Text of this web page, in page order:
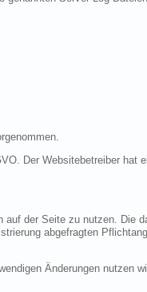
Der Websitebetreiber
der Seite zu nutzen. Die
abgefragten
Änderungen